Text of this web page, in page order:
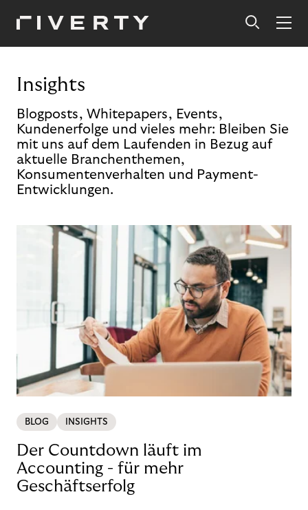
Insights
Blogposts, Whitepapers, Events,
Kundenerfolge und vieles mehr: Bleiben Sie
mit uns auf dem Laufenden in Bezug auf
aktuelle Branchenthemen,
Konsumentenverhalten und Payment-
Entwicklungen.
BLOG INSIGHTS
Der Countdown läuft im
Accounting - für mehr
Geschäftserfolg